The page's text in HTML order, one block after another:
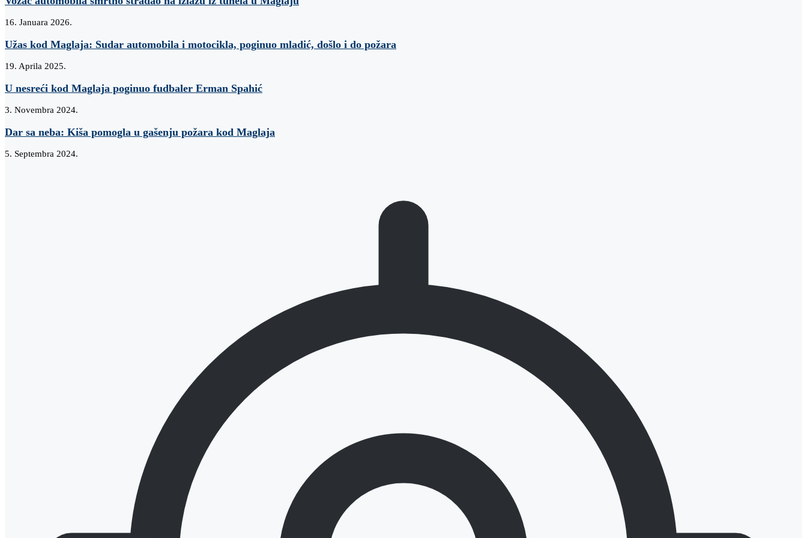
16. Januara 2026.
Užas kod Maglaja: Sudar automobila i motocikla, poginuo mladić, došlo i do požara
19. Aprila 2025.
U nesreći kod Maglaja poginuo fudbaler Erman Spahić
3. Novembra 2024.
Dar sa neba: Kiša pomogla u gašenju požara kod Maglaja
5. Septembra 2024.